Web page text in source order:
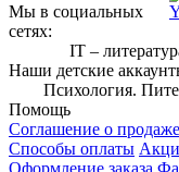
Мы в социальных
сетях:
IT –
Наши детские
Психология.
Помощь
Соглашение о продаже
Способы оплаты
Оформление заказа